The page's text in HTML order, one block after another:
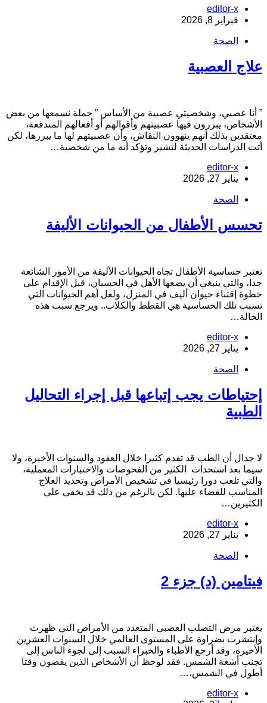
editor-x
فبراير 8, 2026
الصحة
العصبية
أنا عصبي، وشخصيتي عصبية من الأساس ” جملة نسمعها من بعض
يبررون فيها عصبيتهم وأقوالهم أو أفعالهم المندفعة،
بذلك أنهم ينهوون النقاش، وأن عصبيتهم لها ما يبررها، لكن
الدراسات الحديثة لتشير وتؤكد أنه ما من شخصية…
editor-x
يناير 27, 2026
الصحة
الأطفال من الحيوانات الأليفة
حساسية الأطفال تجاه الحيوانات الأليفة من الأمور الشائعة
والتي ينبغي أن يضعها الأهل في الحسبان، قبل الإقدام على
إقتناء حيوان أليف في المنزل، ولعل أهم الحيوانات التي
تلك الحساسية هي القطط والكلاب.. ويرجع سبب هذه
editor-x
يناير 27, 2026
الصحة
يجب إتباعها قبل إجراء التحاليل
جدال أن الطب قد تقدم كثيرا خلال العقود والسنوات الأخيرة، ولا
بعد استحداث الكثير من الفحوصات والاختبارات المعملية،
تلعب دورا رئيسيا في تشخيص الأمراض وتحديد العلاج
للقضاء عليها. لكن بالرغم من ذلك قد يخفى على
editor-x
يناير 27, 2026
الصحة
(د) جزء 2
مرض التصلب العصبي المتعدد من الأمراض التي ظهرت
بضراوة على المستوى العالمي خلال السنوات العشرين
وقد أرجع الأطباء والخبراء السبب إلى لجوء الناس إلى
أشعة الشمس. فقد لوحظ أن الأشخاص الذين يقضون وقتا
في الشمس،…
editor-x